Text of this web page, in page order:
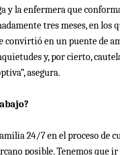
y la enfermera que
tres meses, en los
en un puente de
y, por cierto,
asegura.
24/7 en el proceso de
posible. Tenemos que